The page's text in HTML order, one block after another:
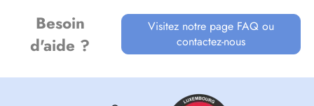
Besoin
d'aide ?
Visitez notre page FAQ ou
contactez-nous